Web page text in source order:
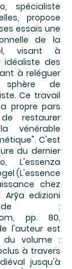
spécialiste
propose
essais une
de la
visant à
idéaliste des
à reléguer
de
Ce travail
propre pars
restaurer
vénérable
C'est
du dernier
L'essenza
(L'essence
chez
Arỹa edizioni
:
, pp. 80,
l'auteur est
du volume :
à travers
jusqu'à